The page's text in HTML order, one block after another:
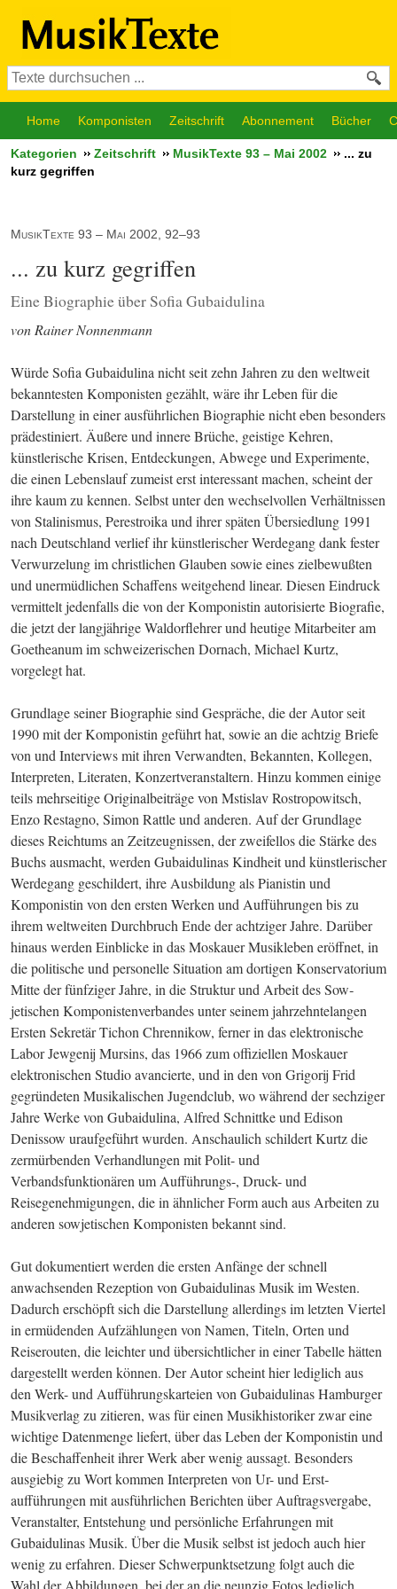
Home Komponisten Zeitschrift Abonnement Bücher
Kategorien Zeitschrift MusikTexte 93 – Mai 2002
... zu
kurz gegriffen
MusikTexte 93 – Mai 2002, 92–93
... zu kurz gegriffen
Eine Biographie über Sofia Gubaidulina
von Rainer Nonnenmann
Würde Sofia Gubaidulina nicht seit zehn Jahren zu den weltweit
bekanntesten Komponisten gezählt, wäre ihr Leben für die
Darstellung in einer ausführlichen Biographie nicht eben besonders
prädestiniert. Äußere und innere Brüche, geistige Kehren,
künstlerische Krisen, Entdeckungen, Abwege und Experimente,
die einen Lebenslauf zumeist erst interessant machen, scheint der
ihre kaum zu kennen. Selbst unter den wechselvollen Verhältnissen
von Stalinismus, Perestroika und ihrer späten Übersiedlung 1991
nach Deutschland verlief ihr künstlerischer Werdegang dank fester
Verwurzelung im christlichen Glauben sowie eines zielbewußten
und unermüdlichen Schaffens weitgehend linear. Diesen Eindruck
vermittelt jedenfalls die von der Komponistin autorisierte Biografie,
die jetzt der langjährige Waldorflehrer und heutige Mitarbeiter am
Goetheanum im schweizerischen Dornach, Michael Kurtz,
vorgelegt hat.
Grundlage seiner Biographie sind Gespräche, die der Autor seit
1990 mit der Komponistin geführt hat, sowie an die achtzig Briefe
von und Interviews mit ihren Verwandten, Bekannten, Kollegen,
Interpreten, Literaten, Konzertveranstaltern. Hinzu kommen einige
teils mehrseitige Originalbeiträge von Mstislav Rostropowitsch,
Enzo Restagno, Simon Rattle und anderen. Auf der Grundlage
dieses Reichtums an Zeitzeugnissen, der zweifellos die Stärke des
Buchs ausmacht, werden Gubaidulinas Kindheit und künstlerischer
Werdegang geschildert, ihre Ausbildung als Pianistin und
Komponistin von den ersten Werken und Aufführungen bis zu
ihrem weltweiten Durchbruch Ende der achtziger Jahre. Darüber
hinaus werden Einblicke in das Moskauer Musikleben eröffnet, in
die politische und personelle Situation am dortigen Konservatorium
Mitte der fünfziger Jahre, in die Struktur und Arbeit des Sow­
jetischen Komponistenverbandes unter seinem jahrzehntelangen
Ersten Sekretär Tichon Chrennikow, ferner in das elektronische
Labor Jewgenij Mursins, das 1966 zum offiziellen Moskauer
elektronischen Studio avancierte, und in den von Grigorij Frid
gegründeten Musikalischen Jugendclub, wo während der sechziger
Jahre Werke von Gubaidulina, Alfred Schnittke und Edison
Denissow uraufgeführt wurden. Anschaulich schildert Kurtz die
zermürbenden Verhandlungen mit Polit- und
Verbandsfunktionären um Aufführungs-, Druck- und
Reisegenehmigungen, die in ähnlicher Form auch aus Arbeiten zu
anderen sowjetischen Komponisten bekannt sind.
Gut dokumentiert werden die ersten Anfänge der schnell
anwachsenden Rezeption von Gubaidulinas Musik im Westen.
Dadurch erschöpft sich die Darstellung allerdings im letzten Viertel
in ermüdenden Aufzählungen von Namen, Titeln, Orten und
Reiserouten, die leichter und übersichtlicher in einer Tabelle hätten
dargestellt werden können. Der Autor scheint hier lediglich aus
den Werk- und Aufführungskarteien von Gubaidulinas Hamburger
Musikverlag zu zitieren, was für einen Musikhistoriker zwar eine
wichtige Datenmenge liefert, über das Leben der Komponistin und
die Beschaffenheit ihrer Werk aber wenig aussagt. Besonders
ausgiebig zu Wort kommen Interpreten von Ur- und Erst­
aufführungen mit ausführlichen Berichten über Auftragsvergabe,
Veranstalter, Entstehung und persönliche Erfahrungen mit
Gubaidulinas Musik. Über die Musik selbst ist jedoch auch hier
wenig zu erfahren. Dieser Schwerpunktsetzung folgt auch die
Wahl der Abbildungen, bei der an die neunzig Fotos lediglich